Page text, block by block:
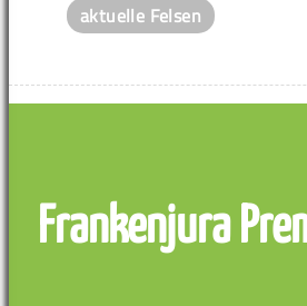
aktuelle Felsen
Frankenjura